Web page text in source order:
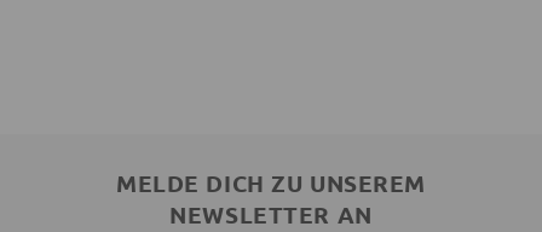
MELDE DICH ZU UNSEREM
NEWSLETTER AN